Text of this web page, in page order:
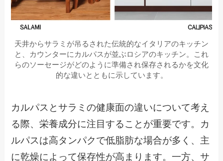
天井からサラミが吊るされた伝統的なイタリアのキッチン
と、カウンターにカルパスが並ぶロシアのキッチン。これ
らのソーセージがどのように準備され保存されるかを文化
的な違いとともに示しています。
カルパスとサラミの健康面の違いについて考え
る際、栄養成分に注目することが重要です。カ
ルパスは高タンパクで低脂肪な場合が多く、主
に乾燥によって保存性が高まります。一方、サ